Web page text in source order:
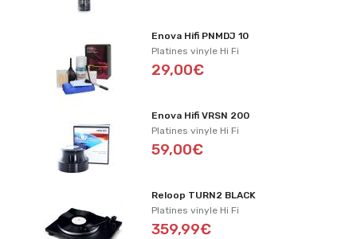
Enova Hifi PNMDJ 10
Platines vinyle Hi Fi
29,00€
Enova Hifi VRSN 200
Platines vinyle Hi Fi
59,00€
Reloop TURN2 BLACK
Platines vinyle Hi Fi
359,99€